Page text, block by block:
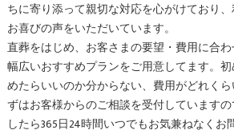
ちに寄り添って親切な対応を心がけており
お喜びの声をいただいています。
直葬をはじめ、お客さまの要望・費用に合
幅広いおすすめプランをご用意してます。
めたらいいのか分からない、費用がどれく
ずはお客様からのご相談を受付しています
したら365日24時間いつでもお気兼ねなく